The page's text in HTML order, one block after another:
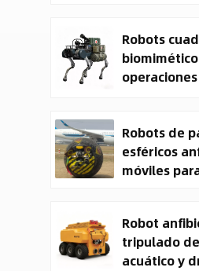
Drone
Robots
Robots de
esféricos
móviles
Robot
tripulado
acuático y